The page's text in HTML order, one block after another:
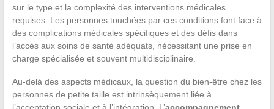
sur le type et la complexité des interventions médicales
requises. Les personnes touchées par ces conditions font face à
des complications médicales spécifiques et des défis dans
l’accès aux soins de santé adéquats, nécessitant une prise en
charge spécialisée et souvent multidisciplinaire.
Au-delà des aspects médicaux, la question du bien-être chez les
personnes de petite taille est intrinsèquement liée à